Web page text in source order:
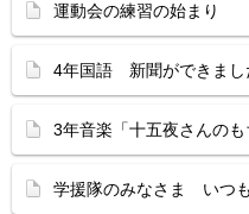
運動会の練習の始まり
4年国語 新聞ができまし
3年音楽「十五夜さんのも
学援隊のみなさま いつ